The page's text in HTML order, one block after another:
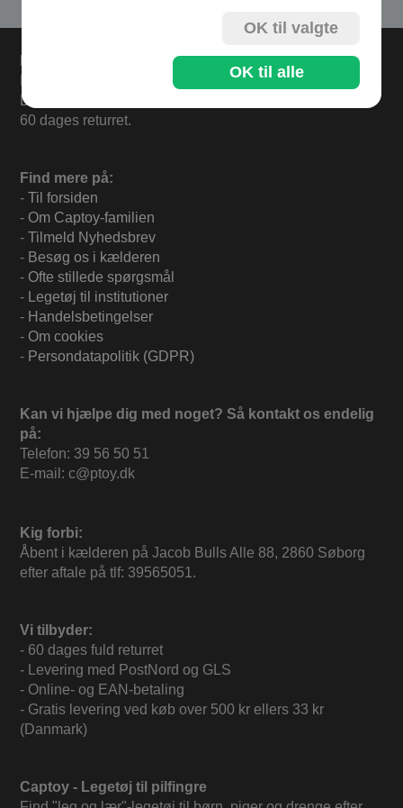
Bestil i dag og varerne sendes i morgen fredag.
Levering 33,- eller gratis ved køb over 500,-.
60 dages returret.
Find mere på:
- Til forsiden
- Om Captoy-familien
- Tilmeld Nyhedsbrev
- Besøg os i kælderen
- Ofte stillede spørgsmål
- Legetøj til institutioner
- Handelsbetingelser
- Om cookies
- Persondatapolitik (GDPR)
Kan vi hjælpe dig med noget? Så kontakt os endelig
på:
Telefon: 39 56 50 51
E-mail: c@ptoy.dk
Kig forbi:
Åbent i kælderen på Jacob Bulls Alle 88, 2860 Søborg
efter aftale på tlf: 39565051.
Vi tilbyder:
- 60 dages fuld returret
- Levering med PostNord og GLS
- Online- og EAN-betaling
- Gratis levering ved køb over 500 kr ellers 33 kr
(Danmark)
Captoy - Legetøj til pilfingre
OK til valgte
OK til alle